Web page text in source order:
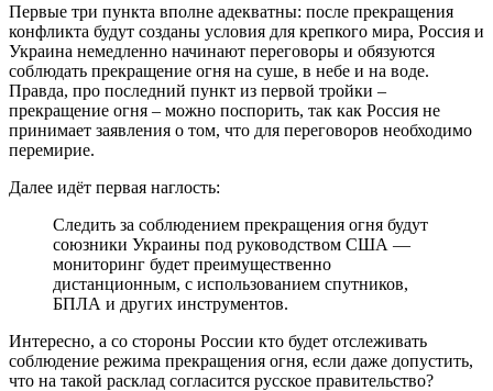
Первые три пункта вполне адекватны: после прекращения
конфликта будут созданы условия для крепкого мира, Россия и
Украина немедленно начинают переговоры и обязуются
соблюдать прекращение огня на суше, в небе и на воде.
Правда, про последний пункт из первой тройки –
прекращение огня – можно поспорить, так как Россия не
принимает заявления о том, что для переговоров необходимо
перемирие.
Далее идёт первая наглость:
Следить за соблюдением прекращения огня будут
союзники Украины под руководством США —
мониторинг будет преимущественно
дистанционным, с использованием спутников,
БПЛА и других инструментов.
Интересно, а со стороны России кто будет отслеживать
соблюдение режима прекращения огня, если даже допустить,
что на такой расклад согласится русское правительство?